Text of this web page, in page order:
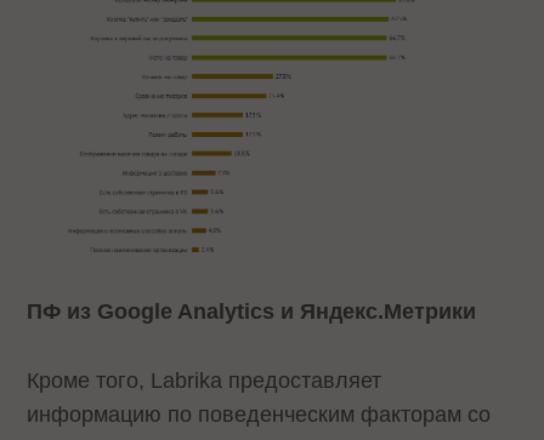
ПФ из Google Analytics и Яндекс.Метрики
Кроме того, Labrika предоставляет
информацию по поведенческим факторам со